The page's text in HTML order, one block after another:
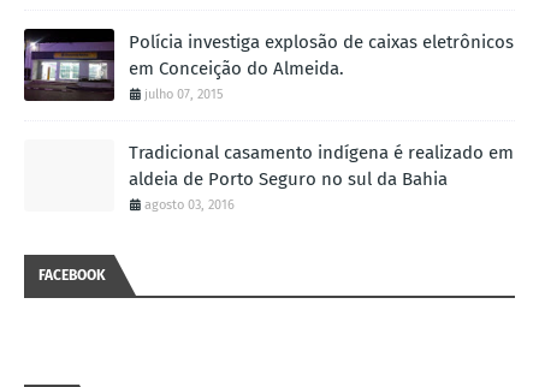
Polícia investiga explosão de caixas eletrônicos
em Conceição do Almeida.
julho 07, 2015
Tradicional casamento indígena é realizado em
aldeia de Porto Seguro no sul da Bahia
agosto 03, 2016
FACEBOOK